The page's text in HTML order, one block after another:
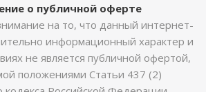
о публичной оферте
на то, что данный интернет-
информационный характер и
не является публичной офертой,
положениями Статьи 437 (2)